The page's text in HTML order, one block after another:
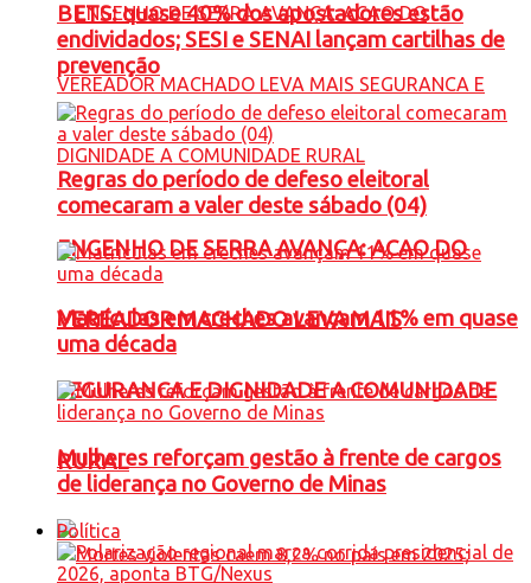
ENGENHO DE SERRA AVANÇA: ACAO DO
VEREADOR MACHADO LEVA MAIS
SEGURANCA E DIGNIDADE A COMUNIDADE
RURAL
BETS: quase 40% dos apostadores estão
endividados; SESI e SENAI lançam cartilhas de
prevenção
Regras do período de defeso eleitoral
comecaram a valer deste sábado (04)
Matrículas em creches avançam 11% em quase
uma década
Mulheres reforçam gestão à frente de cargos
de liderança no Governo de Minas
Política